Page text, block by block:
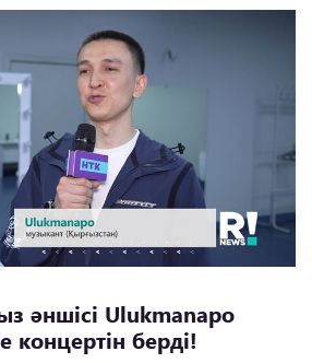
әншісі Ulukmanapo
берді!